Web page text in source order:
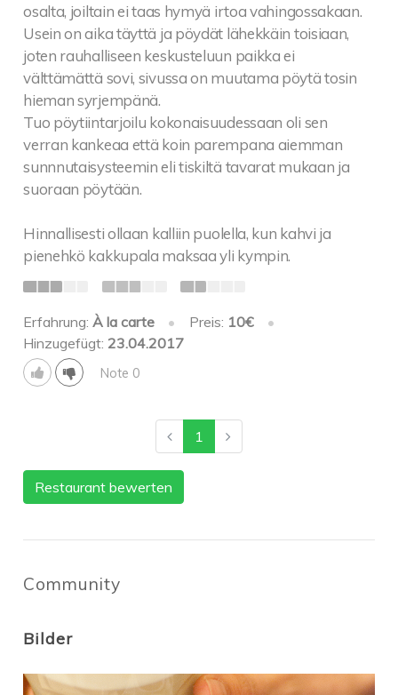
osalta, joiltain ei taas hymyä irtoa vahingossakaan.
Usein on aika täyttä ja pöydät lähekkäin toisiaan,
joten rauhalliseen keskusteluun paikka ei
välttämättä sovi, sivussa on muutama pöytä tosin
hieman syrjempänä.
Tuo pöytiintarjoilu kokonaisuudessaan oli sen
verran kankeaa että koin parempana aiemman
sunnnutaisysteemin eli tiskiltä tavarat mukaan ja
suoraan pöytään.
Hinnallisesti ollaan kalliin puolella, kun kahvi ja
pienehkö kakkupala maksaa yli kympin.
Erfahrung:À la carte • Preis: 10€
•
Hinzugefügt: 23.04.2017
Note 0
1
Restaurant bewerten
Community
Bilder